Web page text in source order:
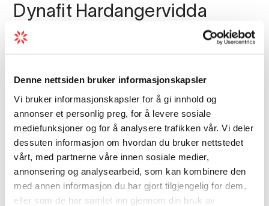
Denne nettsiden bruker informasjonskapsler
Vi bruker informasjonskapsler for å gi innhold og
annonser et personlig preg, for å levere sosiale
mediefunksjoner og for å analysere trafikken vår. Vi deler
dessuten informasjon om hvordan du bruker nettstedet
vårt, med partnerne våre innen sosiale medier,
annonsering og analysearbeid, som kan kombinere den
med annen informasjon du har gjort tilgjengelig for dem,
eller som de har samlet inn gjennom din bruk av
Dynafit Hardangervidda
Marathon